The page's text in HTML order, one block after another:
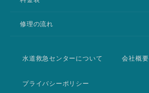
修理の流れ
水道救急センターについて 会社概要
プライバシーポリシー